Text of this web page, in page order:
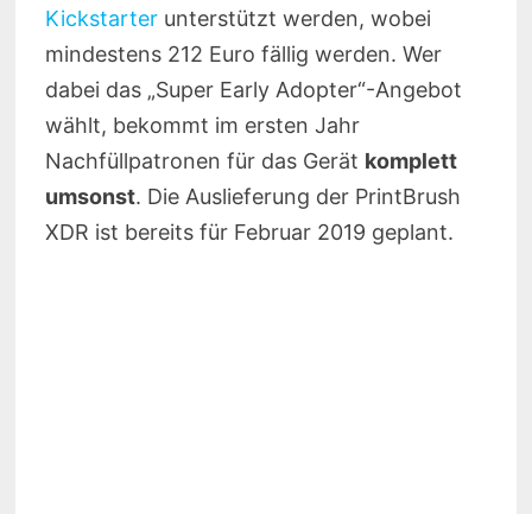
Kickstarterunterstützt werden, wobei
mindestens 212 Euro fällig werden. Wer
dabei das „Super Early Adopter“-Angebot
wählt, bekommt im ersten Jahr
Nachfüllpatronen für das Gerät komplett
umsonst. Die Auslieferung der PrintBrush
XDR ist bereits für Februar 2019 geplant.